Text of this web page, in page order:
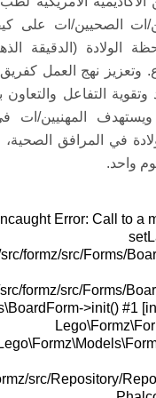
/home/juzoor123/
/home/juzoor123/
/home/juzoor123/